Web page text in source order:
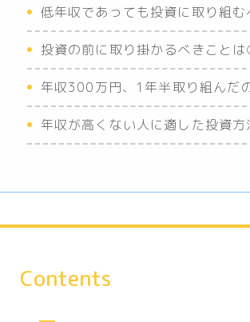
低年収であっても投資に取り組む
投資の前に取り掛かるべきこと
年収300万円、1年半取り組んだ
年収が高くない人に適した投資方
Contents